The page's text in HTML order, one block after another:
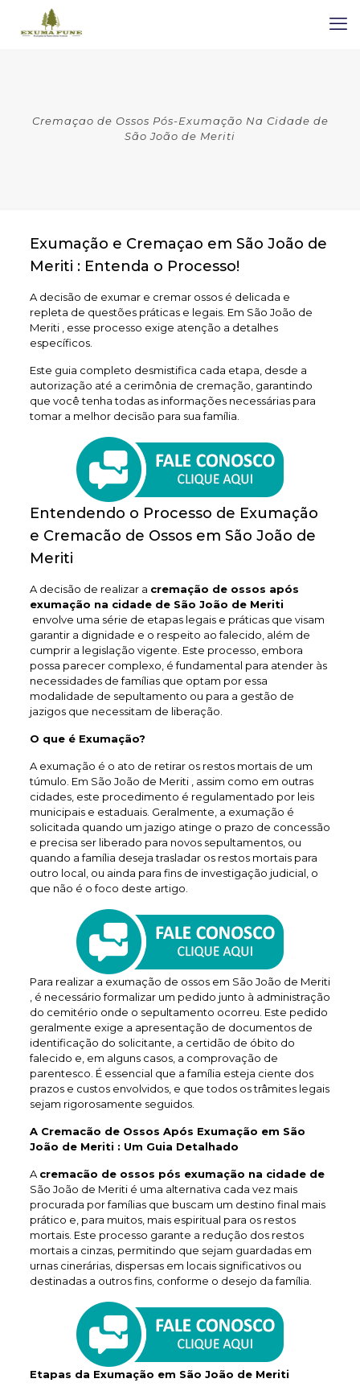
Cremaçao de Ossos Pós-Exumação Na Cidade de
São João de Meriti
Exumação e Cremaçao em São João de
Meriti : Entenda o Processo!
A decisão de exumar e cremar ossos é delicada e
repleta de questões práticas e legais. Em São João de
Meriti , esse processo exige atenção a detalhes
específicos.
Este guia completo desmistifica cada etapa, desde a
autorização até a cerimônia de cremação, garantindo
que você tenha todas as informações necessárias para
tomar a melhor decisão para sua família.
Entendendo o Processo de Exumação
e Cremacão de Ossos em São João de
Meriti
A decisão de realizar a cremação de ossos após
exumação na cidade de São João de Meriti
envolve uma série de etapas legais e práticas que visam
garantir a dignidade e o respeito ao falecido, além de
cumprir a legislação vigente. Este processo, embora
possa parecer complexo, é fundamental para atender às
necessidades de famílias que optam por essa
modalidade de sepultamento ou para a gestão de
jazigos que necessitam de liberação.
O que é Exumação?
A exumação é o ato de retirar os restos mortais de um
túmulo. Em São João de Meriti , assim como em outras
cidades, este procedimento é regulamentado por leis
municipais e estaduais. Geralmente, a exumação é
solicitada quando um jazigo atinge o prazo de concessão
e precisa ser liberado para novos sepultamentos, ou
quando a família deseja trasladar os restos mortais para
outro local, ou ainda para fins de investigação judicial, o
que não é o foco deste artigo.
Para realizar a exumação de ossos em São João de Meriti
, é necessário formalizar um pedido junto à administração
do cemitério onde o sepultamento ocorreu. Este pedido
geralmente exige a apresentação de documentos de
identificação do solicitante, a certidão de óbito do
falecido e, em alguns casos, a comprovação de
parentesco. É essencial que a família esteja ciente dos
prazos e custos envolvidos, e que todos os trâmites legais
sejam rigorosamente seguidos.
A Cremacão de Ossos Após Exumação em São
João de Meriti : Um Guia Detalhado
A cremacão de ossos pós exumação na cidade de
São João de Meriti é uma alternativa cada vez mais
procurada por famílias que buscam um destino final mais
prático e, para muitos, mais espiritual para os restos
mortais. Este processo garante a redução dos restos
mortais a cinzas, permitindo que sejam guardadas em
urnas cinerárias, dispersas em locais significativos ou
destinadas a outros fins, conforme o desejo da família.
Etapas da Exumação em São João de Meriti